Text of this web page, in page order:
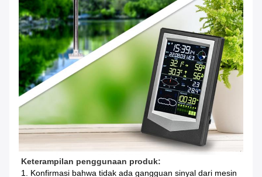
Keterampilan penggunaan produk:
1. Konfirmasi bahwa tidak ada gangguan sinyal dari mesin